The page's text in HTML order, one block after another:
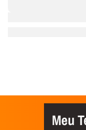
Meu